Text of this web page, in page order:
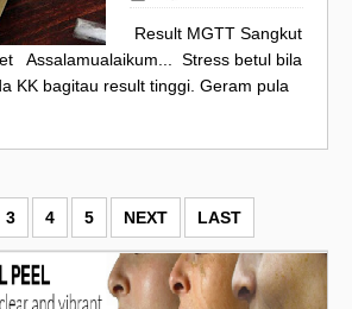
Result MGTT Sangkut
Assalamualaikum... Stress betul bila
KK bagitau result tinggi. Geram pula
3 4 5 NEXT LAST